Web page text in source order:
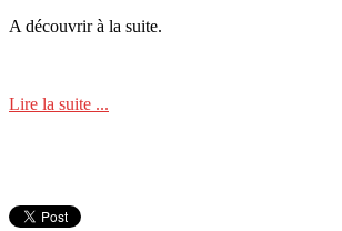
A découvrir à la suite.
Lire la suite ...